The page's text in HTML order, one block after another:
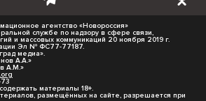
агентство «Новороссия»
службе по надзору в сфере связи,
и массовых коммуникаций 20 ноября 2019 г.
Эл № ФС77-77187.
медиа».
А.А.»
А.М.»
материалы 18+.
размещённых на сайте, разрешается при